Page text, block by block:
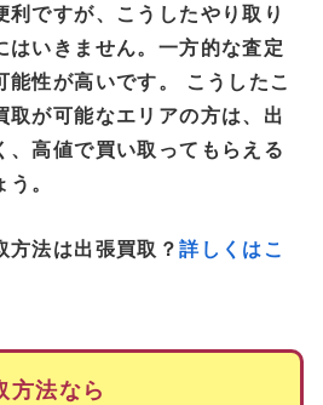
利ですが、こうしたやり取り
はいきません。一方的な査定
能性が高いです。 こうしたこ
取が可能なエリアの方は、出
、高値で買い取ってもらえる
。
方法は出張買取？詳しくはこ
方法なら